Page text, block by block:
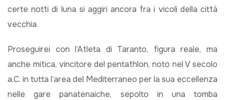
certe notti di luna si aggiri ancora fra i vicoli della città
vecchia.
Proseguirei con l’Atleta di Taranto, figura reale, ma
anche mitica, vincitore del pentathlon, noto nel V secolo
a.C. in tutta l’area del Mediterraneo per la sua eccellenza
nelle gare panatenaiche, sepolto in una tomba